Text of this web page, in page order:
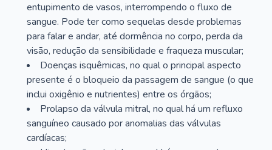
entupimento de vasos, interrompendo o fluxo de
sangue. Pode ter como sequelas desde problemas
para falar e andar, até dormência no corpo, perda da
visão, redução da sensibilidade e fraqueza muscular;
Doenças isquêmicas, no qual o principal aspecto
presente é o bloqueio da passagem de sangue (o que
inclui oxigênio e nutrientes) entre os órgãos;
Prolapso da válvula mitral, no qual há um refluxo
sanguíneo causado por anomalias das válvulas
cardíacas;